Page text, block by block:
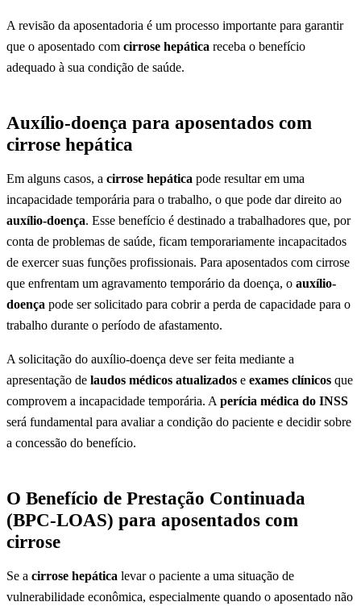
A revisão da aposentadoria é um processo importante para garantir
que o aposentado com cirrose hepática receba o benefício
adequado à sua condição de saúde.
Auxílio-doença para aposentados com
cirrose hepática
Em alguns casos, a cirrose hepática pode resultar em uma
incapacidade temporária para o trabalho, o que pode dar direito ao
auxílio-doença. Esse benefício é destinado a trabalhadores que, por
conta de problemas de saúde, ficam temporariamente incapacitados
de exercer suas funções profissionais. Para aposentados com cirrose
que enfrentam um agravamento temporário da doença, o auxílio-
doença pode ser solicitado para cobrir a perda de capacidade para o
trabalho durante o período de afastamento.
A solicitação do auxílio-doença deve ser feita mediante a
apresentação de laudos médicos atualizados e exames clínicos que
comprovem a incapacidade temporária. A perícia médica do INSS
será fundamental para avaliar a condição do paciente e decidir sobre
a concessão do benefício.
O Benefício de Prestação Continuada
(BPC-LOAS) para aposentados com
cirrose
Se a cirrose hepática levar o paciente a uma situação de
vulnerabilidade econômica, especialmente quando o aposentado não